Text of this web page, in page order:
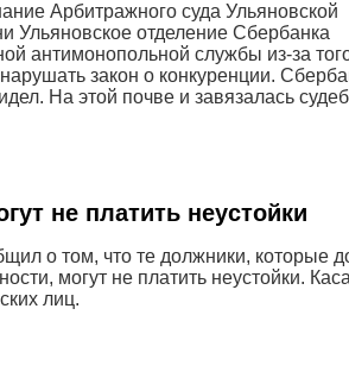
Арбитражного суда Ульяновской
Ульяновское отделение Сбербанка
антимонопольной службы из-за
закон о конкуренции.
На этой почве и завязалась
не платить неустойки
о том, что те должники, которые
могут не платить неустойки.
лиц.